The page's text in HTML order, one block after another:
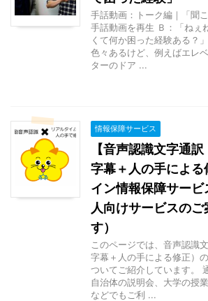
手話動画：トーク編｜「聞
手話動画を再生 Ｂ：「ねぇ
くて何か困った経験ある？
色々あるけど、例えばエレ
ターのドア ...
情報保障サービス
【音声認識文字通
字幕＋人の手による
イン情報保障サー
人向けサービスの
す）
このページでは、音声認識
字幕＋人の手による修正）
ついてご紹介しています。
自治体の説明会、大学の授
などでもご利 ...